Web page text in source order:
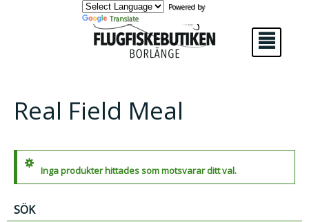
Powered by
Translate
²
Real Field Meal
Inga produkter hittades som motsvarar ditt val.
SÖK